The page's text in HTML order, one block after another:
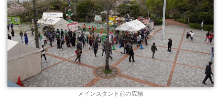
メインスタンド前の広場